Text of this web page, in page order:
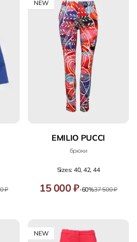
₽
NEW
EMILIO PUCCI
брюки
Sizes: 40, 42, 44
15 000 ₽-60%37 500 ₽
NEW